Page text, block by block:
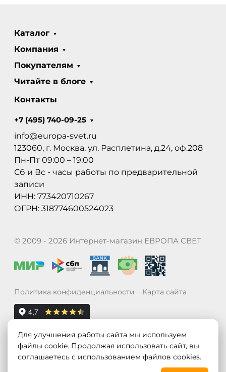
Каталог
Компания
Покупателям
Читайте в блоге
Контакты
+7 (495) 740-09-25
info@europa-svet.ru
123060, г. Москва, ул. Расплетина, д.24, оф.208
Пн-Пт 09:00 – 19:00
Сб и Вс - часы работы по предварительной
записи
ИНН: 773420710267
ОГРН: 318774600524023
© 2009 - 2026 Интернет-магазин ЕВРОПА СВЕТ
Политика конфиденциальности Карта сайта
Для улучшения работы сайта мы используем
файлы cookie. Продолжая использовать сайт, вы
соглашаетесь с использованием файлов cookies.